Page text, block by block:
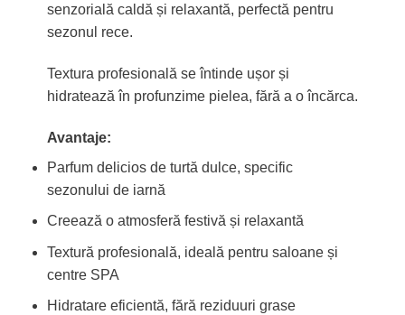
senzorială caldă și relaxantă, perfectă pentru
sezonul rece.
Textura profesională se întinde ușor și
hidratează în profunzime pielea, fără a o încărca.
Avantaje:
Parfum delicios de turtă dulce, specific
sezonului de iarnă
Creează o atmosferă festivă și relaxantă
Textură profesională, ideală pentru saloane și
centre SPA
Hidratare eficientă, fără reziduuri grase